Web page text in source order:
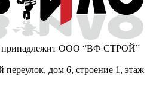
принадлежит ООО “ВФ СТРОЙ”
дом 6, строение 1, этаж